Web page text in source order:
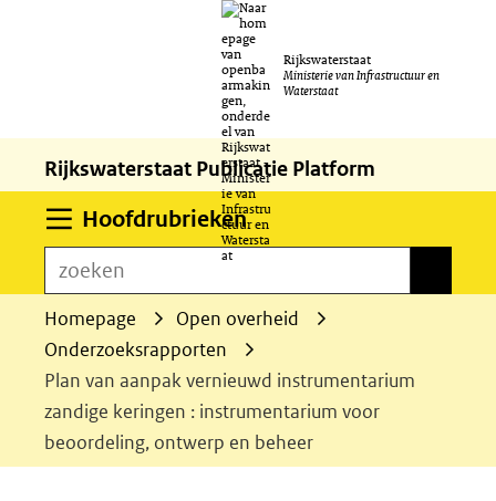
naar
de
inhoud
Rijkswaterstaat
Ministerie van Infrastructuur en
Waterstaat
Rijkswaterstaat Publicatie Platform
HoofdrubriekenUitklappen
zoeken
Homepage
Open overheid
Onderzoeksrapporten
Plan van aanpak vernieuwd instrumentarium
zandige keringen : instrumentarium voor
beoordeling, ontwerp en beheer